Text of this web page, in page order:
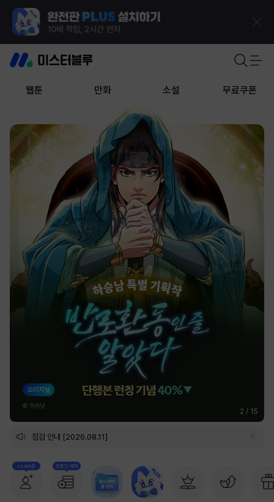
웹툰 만화 소설 무료쿠폰
2 / 15
점검 안내 [2026.08.11]
+1,000원 첫충전 혜택